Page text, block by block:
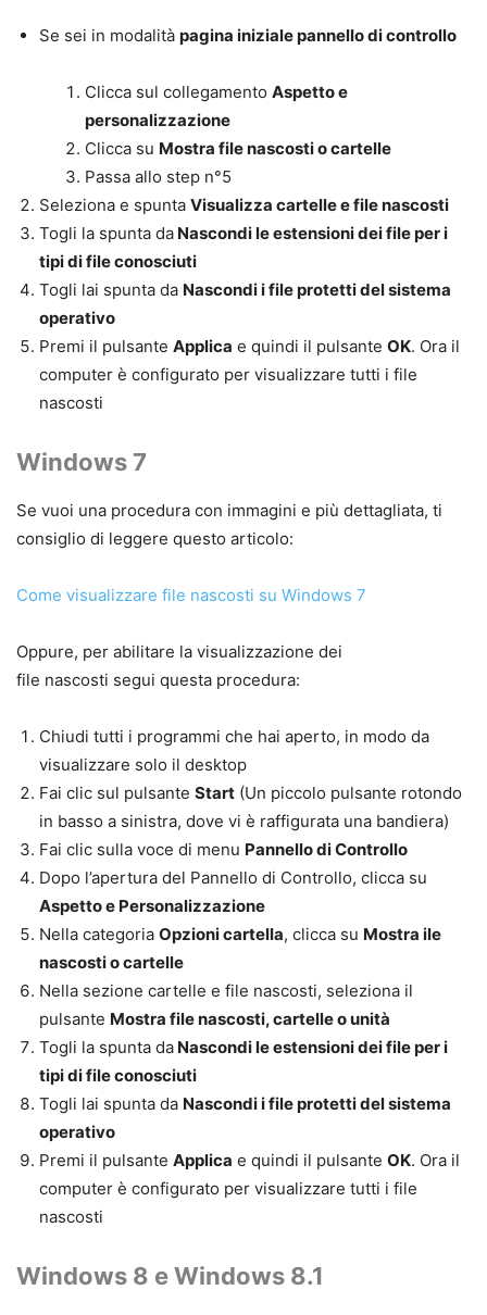
Se sei in modalità pagina iniziale pannello di controllo
Clicca sul collegamento Aspetto e
personalizzazione
Clicca su Mostra file nascosti o cartelle
Passa allo step n°5
Seleziona e spunta Visualizza cartelle e file nascosti
Togli la spunta da Nascondi le estensioni dei file per i
tipi di file conosciuti
Togli lai spunta da Nascondi i file protetti del sistema
operativo
Premi il pulsante Applica e quindi il pulsante OK. Ora il
computer è configurato per visualizzare tutti i file
nascosti
Windows 7
Se vuoi una procedura con immagini e più dettagliata, ti
consiglio di leggere questo articolo:
Come visualizzare file nascosti su Windows 7
Oppure, per abilitare la visualizzazione dei
file nascosti segui questa procedura:
Chiudi tutti i programmi che hai aperto, in modo da
visualizzare solo il desktop
Fai clic sul pulsante Start (Un piccolo pulsante rotondo
in basso a sinistra, dove vi è raffigurata una bandiera)
Fai clic sulla voce di menu Pannello di Controllo
Dopo l’apertura del Pannello di Controllo, clicca su
Aspetto e Personalizzazione
Nella categoria Opzioni cartella, clicca su Mostra ile
nascosti o cartelle
Nella sezione cartelle e file nascosti, seleziona il
pulsante Mostra file nascosti, cartelle o unità
Togli la spunta da Nascondi le estensioni dei file per i
tipi di file conosciuti
Togli lai spunta da Nascondi i file protetti del sistema
operativo
Premi il pulsante Applica e quindi il pulsante OK. Ora il
computer è configurato per visualizzare tutti i file
nascosti
Windows 8 e Windows 8.1